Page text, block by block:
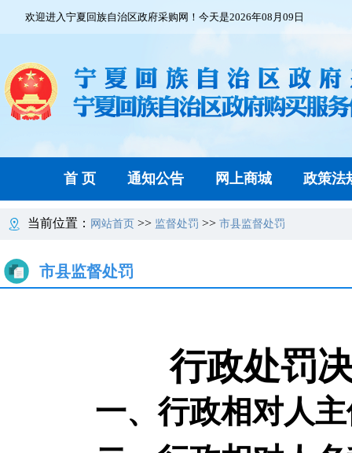
欢迎进入宁夏回族自治区政府采购网！今天是2026年08月09日
首 页 通知公告 网上商城 政策法
当前位置： 网站首页 >> 监督处罚 >> 市县监督处罚
市县监督处罚
行政处罚
一、行政相对人